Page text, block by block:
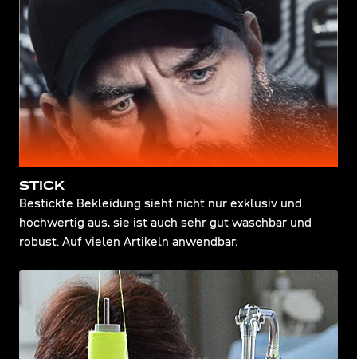
STICK
Bestickte Bekleidung sieht nicht nur exklusiv und
hochwertig aus, sie ist auch sehr gut waschbar und
robust. Auf vielen Artikeln anwendbar.